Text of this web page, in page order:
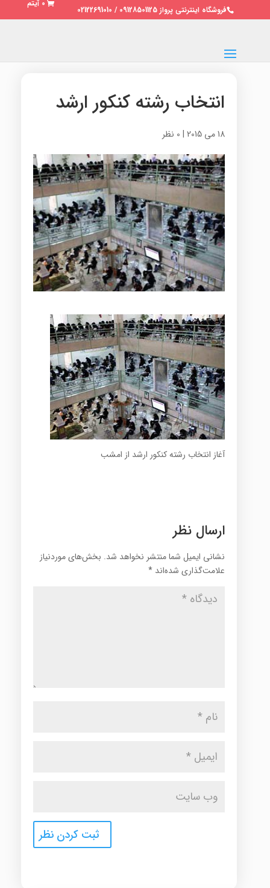
فروشگاه اینترنتی پرواز 09128501125 / 02122691010
0 آیتم
انتخاب رشته کنکور ارشد
18 می 2015 | 0 نظر
آغاز انتخاب رشته کنکور ارشد از امشب
ارسال نظر
نشانی ایمیل شما منتشر نخواهد شد. بخش‌های موردنیاز
علامت‌گذاری شده‌اند *